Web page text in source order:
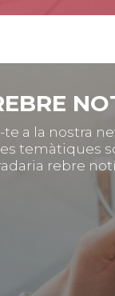
te a la nostra
temàtiques
rebre